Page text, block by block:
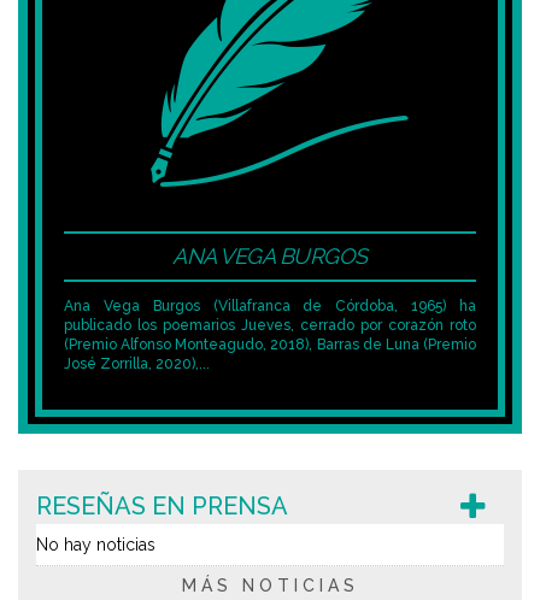
ANA VEGA BURGOS
Ana Vega Burgos (Villafranca de Córdoba, 1965) ha
publicado los poemarios Jueves, cerrado por corazón roto
(Premio Alfonso Monteagudo, 2018), Barras de Luna (Premio
José Zorrilla, 2020),...
RESEÑAS EN PRENSA
No hay noticias
MÁS NOTICIAS